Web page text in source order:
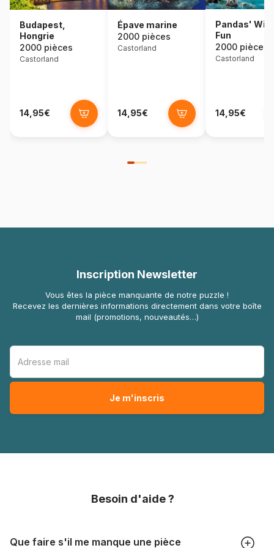
Budapest,
Hongrie
2000 pièces
Castorland
14,95€
Épave marine
2000 pièces
Castorland
14,95€
Pandas'
Fun
2000 pièces
Castorland
14,95€
Inscription Newsletter
Vous êtes la pièce manquante de notre puzzle !
Recevez les dernières informations directement dans votre boîte
mail (promotions, nouveautés…)
Besoin d'aide ?
Que faire s'il me manque une pièce